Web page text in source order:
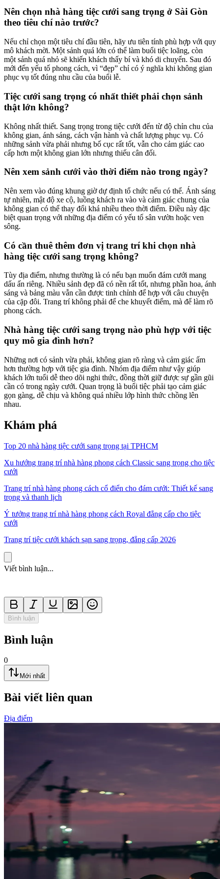
Nên chọn nhà hàng tiệc cưới sang trọng ở Sài Gòn
theo tiêu chí nào trước?
Nếu chỉ chọn một tiêu chí đầu tiên, hãy ưu tiên tính phù hợp với quy
mô khách mời. Một sảnh quá lớn có thể làm buổi tiệc loãng, còn
một sảnh quá nhỏ sẽ khiến khách thấy bí và khó di chuyển. Sau đó
mới đến yếu tố phong cách, vì “đẹp” chỉ có ý nghĩa khi không gian
phục vụ tốt đúng nhu cầu của buổi lễ.
Tiệc cưới sang trọng có nhất thiết phải chọn sảnh
thật lớn không?
Không nhất thiết. Sang trọng trong tiệc cưới đến từ độ chỉn chu của
không gian, ánh sáng, cách vận hành và chất lượng phục vụ. Có
những sảnh vừa phải nhưng bố cục rất tốt, vẫn cho cảm giác cao
cấp hơn một không gian lớn nhưng thiếu cân đối.
Nên xem sảnh cưới vào thời điểm nào trong ngày?
Nên xem vào đúng khung giờ dự định tổ chức nếu có thể. Ánh sáng
tự nhiên, mật độ xe cộ, luồng khách ra vào và cảm giác chung của
không gian có thể thay đổi khá nhiều theo thời điểm. Điều này đặc
biệt quan trọng với những địa điểm có yếu tố sân vườn hoặc ven
sông.
Có cần thuê thêm đơn vị trang trí khi chọn nhà
hàng tiệc cưới sang trọng không?
Tùy địa điểm, nhưng thường là có nếu bạn muốn đám cưới mang
dấu ấn riêng. Nhiều sảnh đẹp đã có nền rất tốt, nhưng phần hoa, ánh
sáng và bảng màu vẫn cần được tinh chỉnh để hợp với câu chuyện
của cặp đôi. Trang trí không phải để che khuyết điểm, mà để làm rõ
phong cách.
Nhà hàng tiệc cưới sang trọng nào phù hợp với tiệc
quy mô gia đình hơn?
Những nơi có sảnh vừa phải, không gian rõ ràng và cảm giác ấm
hơn thường hợp với tiệc gia đình. Nhóm địa điểm như vậy giúp
khách lớn tuổi dễ theo dõi nghi thức, đồng thời giữ được sự gần gũi
cần có trong ngày cưới. Quan trọng là buổi tiệc phải tạo cảm giác
gọn gàng, dễ chịu và không quá nhiều lớp hình thức chồng lên
nhau.
Khám phá
Top 20 nhà hàng tiệc cưới sang trọng tại TPHCM
Xu hướng trang trí nhà hàng phong cách Classic sang trọng cho tiệc
cưới
Trang trí nhà hàng phong cách cổ điển cho đám cưới: Thiết kế sang
trọng và thanh lịch
Ý tưởng trang trí nhà hàng phong cách Royal đẳng cấp cho tiệc
cưới
Trang trí tiệc cưới khách sạn sang trọng, đẳng cấp 2026
Viết bình luận...
Bình luận
Bình luận
0
Mới nhất
Bài viết liên quan
Địa điểm